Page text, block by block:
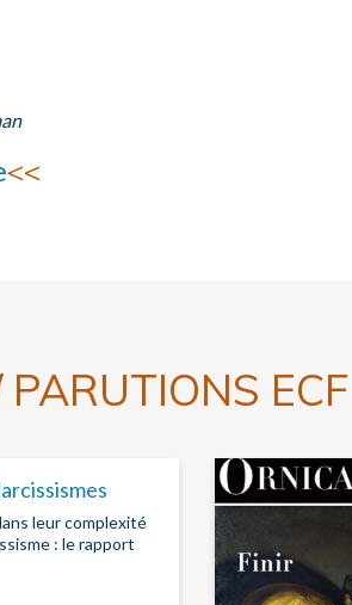
<<
ECF
leur complexité
: le rapport